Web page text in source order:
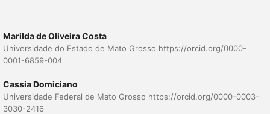
Marilda de Oliveira Costa
Universidade do Estado de Mato Grosso https://orcid.org/0000-
0001-6859-004
Cassia Domiciano
Universidade Federal de Mato Grosso https://orcid.org/0000-0003-
3030-2416